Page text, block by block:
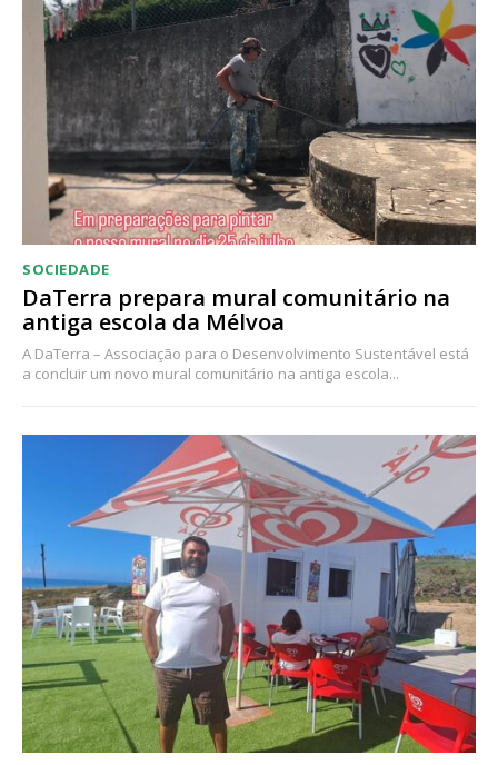
SOCIEDADE
DaTerra prepara mural comunitário na
antiga escola da Mélvoa
A DaTerra – Associação para o Desenvolvimento Sustentável está
a concluir um novo mural comunitário na antiga escola...